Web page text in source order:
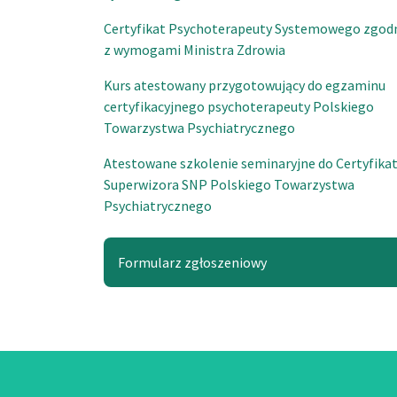
Certyfikat Psychoterapeuty Systemowego
z wymogami Ministra Zdrowia
Kurs atestowany przygotowujący do egzaminu
certyfikacyjnego psychoterapeuty Polskiego
Towarzystwa Psychiatrycznego
Atestowane szkolenie seminaryjne do
Superwizora SNP Polskiego Towarzystwa
Psychiatrycznego
Formularz zgłoszeniowy